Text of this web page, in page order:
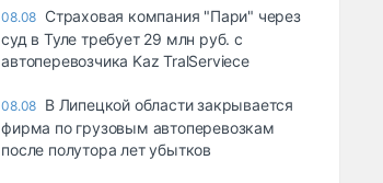
08.08 Страховая компания "Пари" через
суд в Туле требует 29 млн руб. с
автоперевозчика Kaz TralServiece
08.08 В Липецкой области закрывается
фирма по грузовым автоперевозкам
после полутора лет убытков